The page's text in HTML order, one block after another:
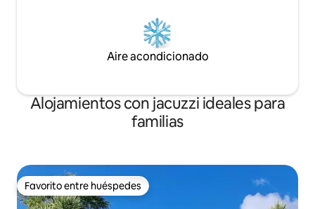
Aire acondicionado
Alojamientos con jacuzzi ideales para
familias
Favorito entre huéspedes
Favorito entre huéspedes